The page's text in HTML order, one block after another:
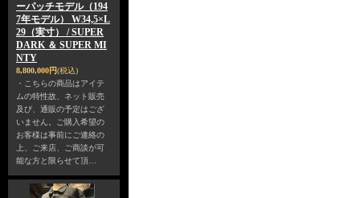
ーパッチモデル（194
7年モデル） W34,5×L
29（実寸） / SUPER
DARK ＆ SUPER MI
NTY
8,800,000円(税込)
・こちらの商品はアイテ
ムの特性故、ネット販売
及び、通販の予定はござ
いません。ご購入希望の
お客様は事前にご連絡の
上、ご来店、ご商談が可
能な方と限らせて頂…